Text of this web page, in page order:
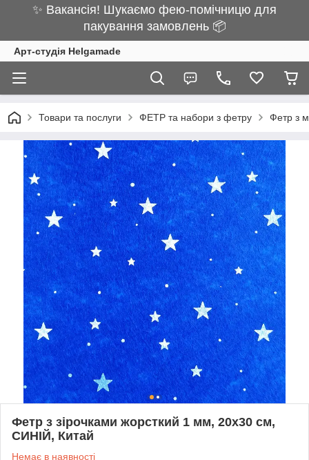
✨ Вакансія! Шукаємо фею-помічницю для
пакування замовлень 📦
Арт-студія Helgamade
Товари та послуги ФЕТР та набори з фетру Фетр з
Фетр з зірочками жорсткий 1 мм, 20x30 см,
СИНІЙ, Китай
Немає в наявності